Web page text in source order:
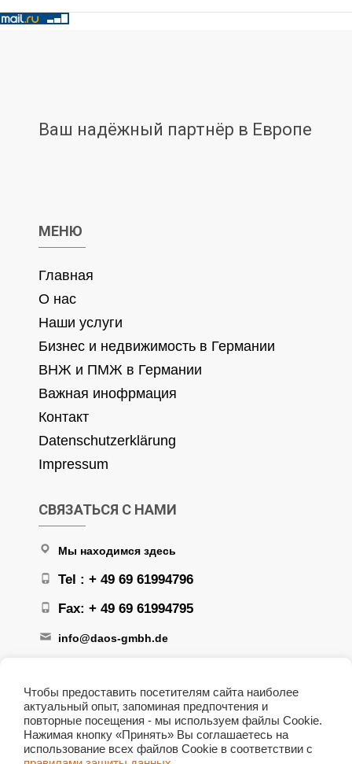
Ваш надёжный партнёр в Европе
МЕНЮ
Главная
О нас
Наши услуги
Бизнес и недвижимость в Германии
ВНЖ и ПМЖ в Германии
Важная инофрмация
Контакт
Datenschutzerklärung
Impressum
СВЯЗАТЬСЯ С НАМИ
Мы находимся здесь
Tel : + 49 69 61994796
Fax: + 49 69 61994795
info@daos-gmbh.de
+ 49 172 6166708
Чтобы предоставить посетителям сайта наиболее
актуальный опыт, запоминая предпочтения и
повторные посещения - мы используем файлы Cookie.
Нажимая кнопку «Принять» Вы соглашаетесь на
использование всех файлов Сookie в соответствии с